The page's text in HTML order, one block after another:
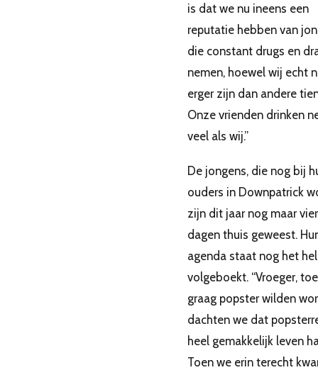
is dat we nu ineens een
reputatie hebben van
die constant drugs en
nemen, hoewel wij echt
erger zijn dan andere
Onze vrienden drinken
veel als wij.”
De jongens, die nog bij
ouders in Downpatrick
zijn dit jaar nog maar vier
dagen thuis geweest.
agenda staat nog het
volgeboekt. “Vroeger,
graag popster wilden
dachten we dat
heel gemakkelijk leven
Toen we erin terecht